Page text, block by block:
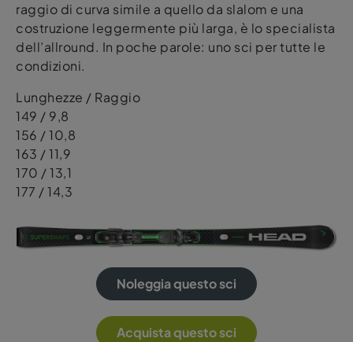
raggio di curva simile a quello da slalom e una
costruzione leggermente più larga, è lo specialista
dell’allround. In poche parole: uno sci per tutte le
condizioni.
Lunghezze / Raggio
149 / 9,8
156 / 10,8
163 / 11,9
170 / 13,1
177 / 14,3
Noleggia questo sci
Acquista questo sci